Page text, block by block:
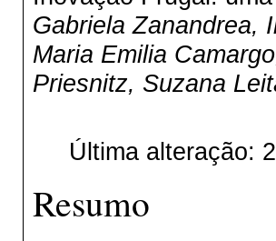
Gabriela Zanandrea,
Maria Emilia
Priesnitz, Suzana
Última alteração:
Resumo